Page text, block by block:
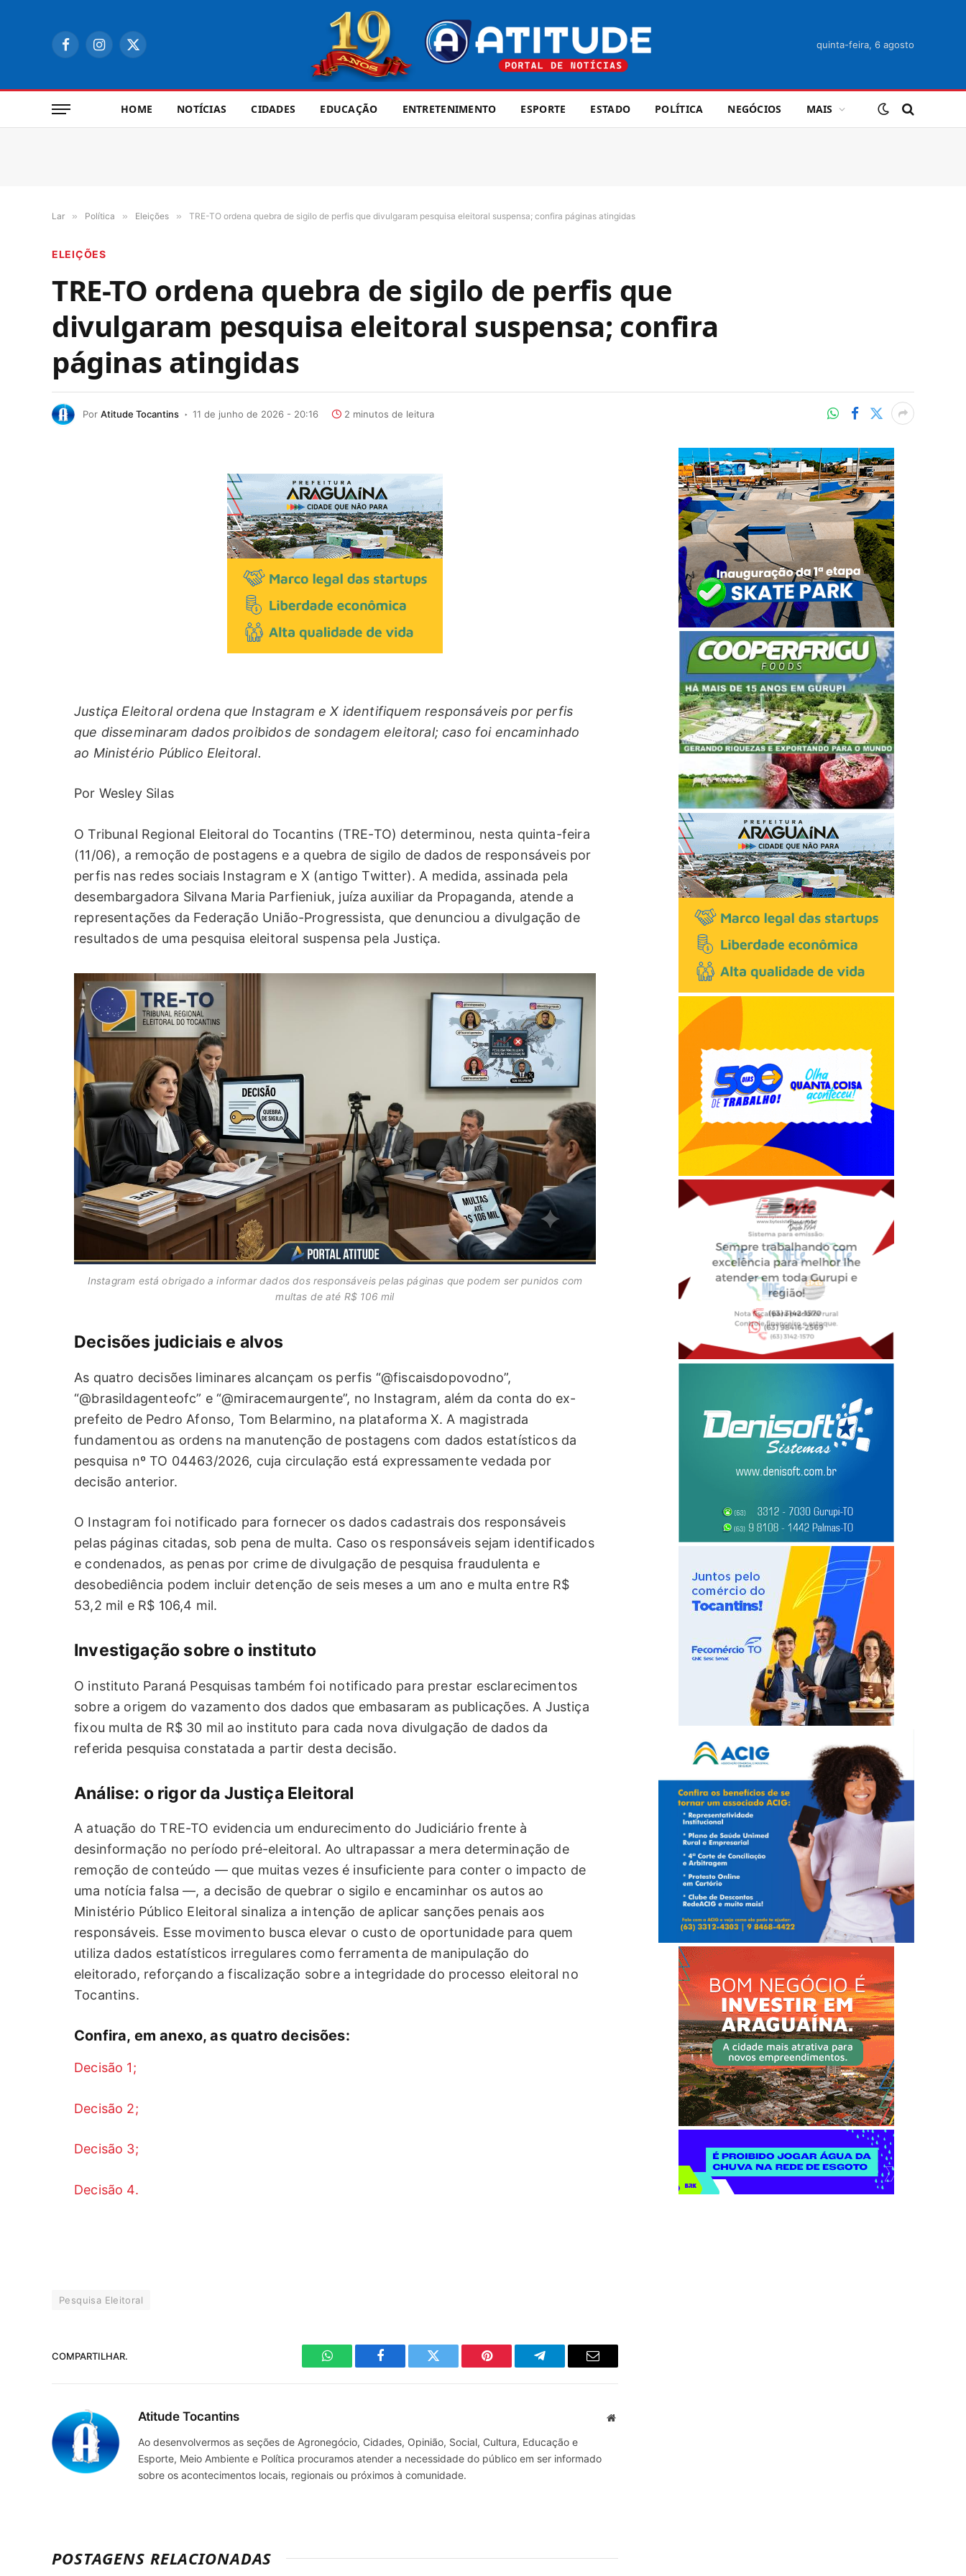
FacebookInstagram
X
quinta-feira, 6 agosto
HOME NOTÍCIAS CIDADES EDUCAÇÃO ENTRETENIMENTO ESPORTE ESTADO POLÍTICA NEGÓCIOS MAIS
Lar » Política » Eleições » TRE-TO ordena quebra de sigilo de perfis que divulgaram pesquisa eleitoral suspensa; confira páginas atingidas
ELEIÇÕES
TRE-TO ordena quebra de sigilo de perfis que
divulgaram pesquisa eleitoral suspensa; confira
páginas atingidas
Por Atitude Tocantins 11 de junho de 2026 - 20:16 2 minutos de leitura
Justiça Eleitoral ordena que Instagram e X identifiquem responsáveis por perfis
que disseminaram dados proibidos de sondagem eleitoral; caso foi encaminhado
ao Ministério Público Eleitoral.
Por Wesley Silas
O Tribunal Regional Eleitoral do Tocantins (TRE-TO) determinou, nesta quinta-feira
(11/06), a remoção de postagens e a quebra de sigilo de dados de responsáveis por
perfis nas redes sociais Instagram e X (antigo Twitter). A medida, assinada pela
desembargadora Silvana Maria Parfieniuk, juíza auxiliar da Propaganda, atende a
representações da Federação União-Progressista, que denunciou a divulgação de
resultados de uma pesquisa eleitoral suspensa pela Justiça.
Instagram está obrigado a informar dados dos responsáveis pelas páginas que podem ser punidos com
multas de até R$ 106 mil
Decisões judiciais e alvos
As quatro decisões liminares alcançam os perfis “@fiscaisdopovodno”,
“@brasildagenteofc” e “@miracemaurgente”, no Instagram, além da conta do ex-
prefeito de Pedro Afonso, Tom Belarmino, na plataforma X. A magistrada
fundamentou as ordens na manutenção de postagens com dados estatísticos da
pesquisa nº TO 04463/2026, cuja circulação está expressamente vedada por
decisão anterior.
O Instagram foi notificado para fornecer os dados cadastrais dos responsáveis
pelas páginas citadas, sob pena de multa. Caso os responsáveis sejam identificados
e condenados, as penas por crime de divulgação de pesquisa fraudulenta e
desobediência podem incluir detenção de seis meses a um ano e multa entre R$
53,2 mil e R$ 106,4 mil.
Investigação sobre o instituto
O instituto Paraná Pesquisas também foi notificado para prestar esclarecimentos
sobre a origem do vazamento dos dados que embasaram as publicações. A Justiça
fixou multa de R$ 30 mil ao instituto para cada nova divulgação de dados da
referida pesquisa constatada a partir desta decisão.
Análise: o rigor da Justiça Eleitoral
A atuação do TRE-TO evidencia um endurecimento do Judiciário frente à
desinformação no período pré-eleitoral. Ao ultrapassar a mera determinação de
remoção de conteúdo — que muitas vezes é insuficiente para conter o impacto de
uma notícia falsa —, a decisão de quebrar o sigilo e encaminhar os autos ao
Ministério Público Eleitoral sinaliza a intenção de aplicar sanções penais aos
responsáveis. Esse movimento busca elevar o custo de oportunidade para quem
utiliza dados estatísticos irregulares como ferramenta de manipulação do
eleitorado, reforçando a fiscalização sobre a integridade do processo eleitoral no
Tocantins.
Confira, em anexo, as quatro decisões:
Decisão 1;
Decisão 2;
Decisão 3;
Decisão 4.
Pesquisa Eleitoral
COMPARTILHAR.
WhatsAppFacebook Twitter Pinterest TelegramaE-
Atitude Tocantins Site
Ao desenvolvermos as seções de Agronegócio, Cidades, Opinião, Social, Cultura, Educação e
Esporte, Meio Ambiente e Política procuramos atender a necessidade do público em ser informado
sobre os acontecimentos locais, regionais ou próximos à comunidade.
POSTAGENS RELACIONADAS